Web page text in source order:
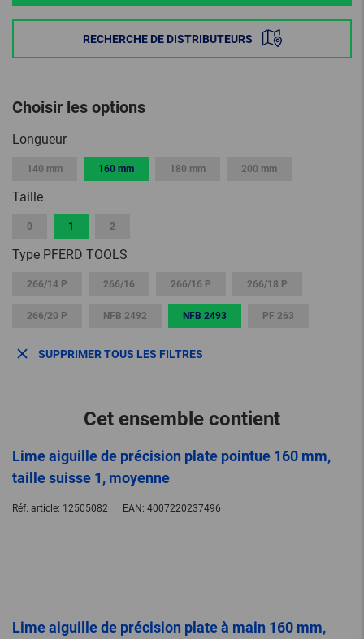
RECHERCHE DE DISTRIBUTEURS
Choisir les options
Longueur
140 mm 160 mm 180 mm 200 mm
Taille
0 1 2
Type PFERD TOOLS
266/14 P 266/16 266/16 P 266/18 P
266/20 P NFB 2492 NFB 2493 PF 263
SUPPRIMER TOUS LES FILTRES
Cet ensemble contient
Lime aiguille de précision plate pointue 160 mm,
taille suisse 1, moyenne
Réf. article: 12505082 EAN: 4007220237496
Lime aiguille de précision plate à main 160 mm,